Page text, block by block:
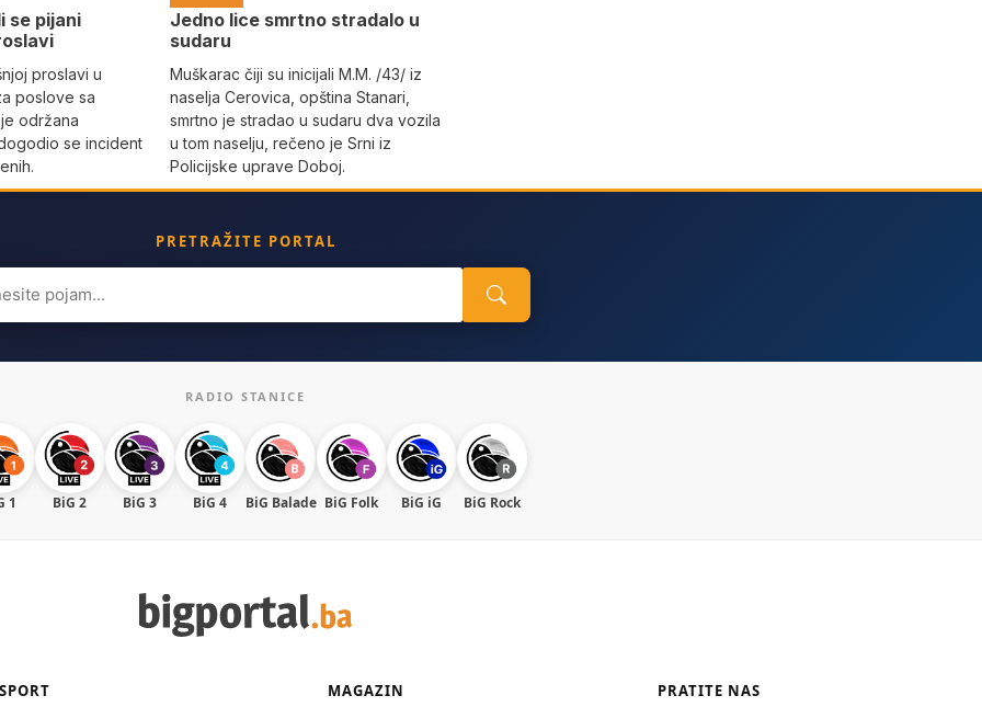
se pijani
proslavi u
poslove sa
održana
se incident
Јedno lice smrtno stradalo u
sudaru
Muškarac čiji su inicijali M.M. /43/ iz
naselja Cerovica, opština Stanari,
smrtno je stradao u sudaru dva vozila
u tom naselju, rečeno je Srni iz
Policijske uprave Doboj.
PRETRAŽITE PORTAL
RADIO STANICE
1 BiG 2 BiG 3 BiG 4 BiG Balade BiG Folk BiG iG BiG Rock
MAGAZIN PRATITE NAS